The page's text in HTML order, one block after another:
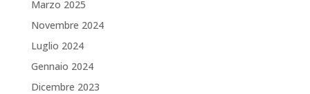
Marzo 2025
Novembre 2024
Luglio 2024
Gennaio 2024
Dicembre 2023